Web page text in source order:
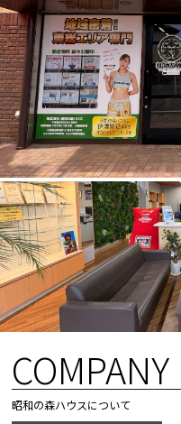
COMPANY
昭和の森ハウスについて